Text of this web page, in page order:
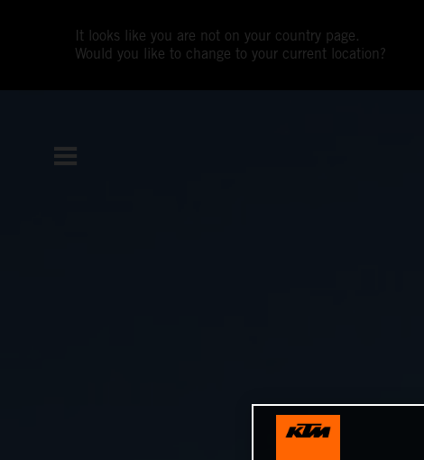
It looks like you are not on your country page.
Would you like to change to your current location?